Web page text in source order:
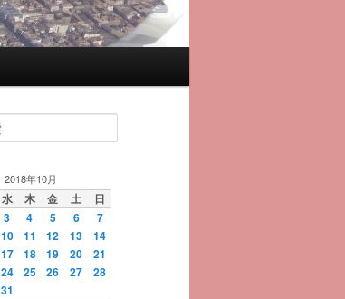
2018年10月
水 木 金 土 日
3 4 5 6
7
10 11 12 13
14
17 18 19 20
21
24 25 26 27
28
31